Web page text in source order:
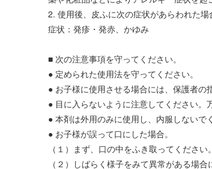
2. 使用後、皮ふに次の症状があらわれた
症状：発疹・発赤、かゆみ
■ 次の注意事項を守ってください。
● 定められた使用法を守ってください。
● お子様に使用させる場合には、保護者の
● 目に入らないように注意してください
● 本剤は外用のみに使用し、内服しないで
● お子様が誤って口にした場合。
（１）まず、口の中をふき取ってください。
（２）しばらく様子をみて異常がある場合